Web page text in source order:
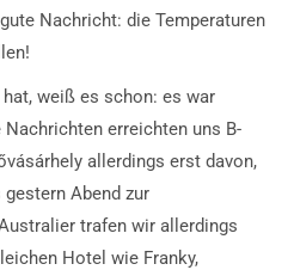
Nachricht: die Temperaturen
weiß es schon: es war
erreichten uns B-
allerdings erst davon,
Abend zur
trafen wir allerdings
Hotel wie Franky,